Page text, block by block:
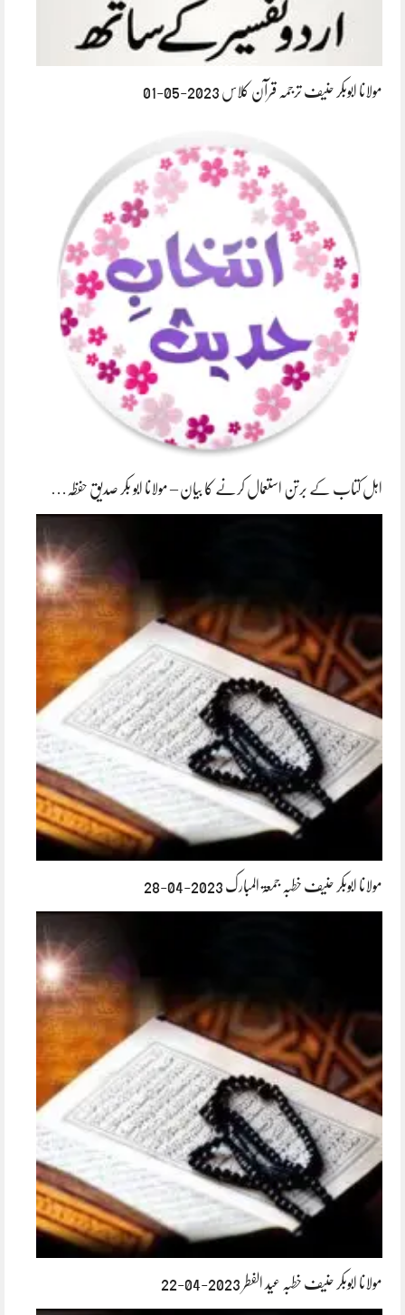
مولانا ابوبکر حنیف ترجمہ قرآن کلاس 2023-05-01
اہل کتاب کے برتن استعمال کرنے کا بیان – مولانا ابو بکر صدیق حفظہ…
مولانا ابوبکر حنیف خطبہ جمعۃ المبارک 2023-04-28
مولانا ابوبکر حنیف خطبہ عید الفطر 2023-04-22